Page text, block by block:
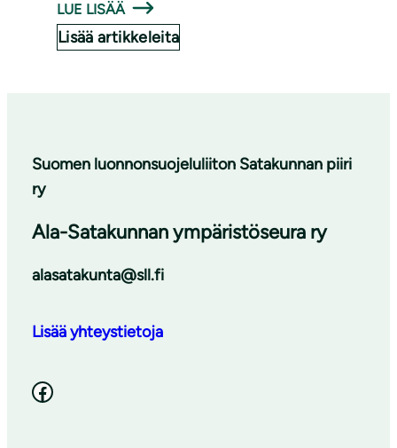
LUE LISÄÄ
Lisää artikkeleita
Suomen luonnonsuojeluliiton Satakunnan piiri
ry
Ala-Satakunnan ympäristöseura ry
alasatakunta@sll.fi
Lisää yhteystietoja
Facebook